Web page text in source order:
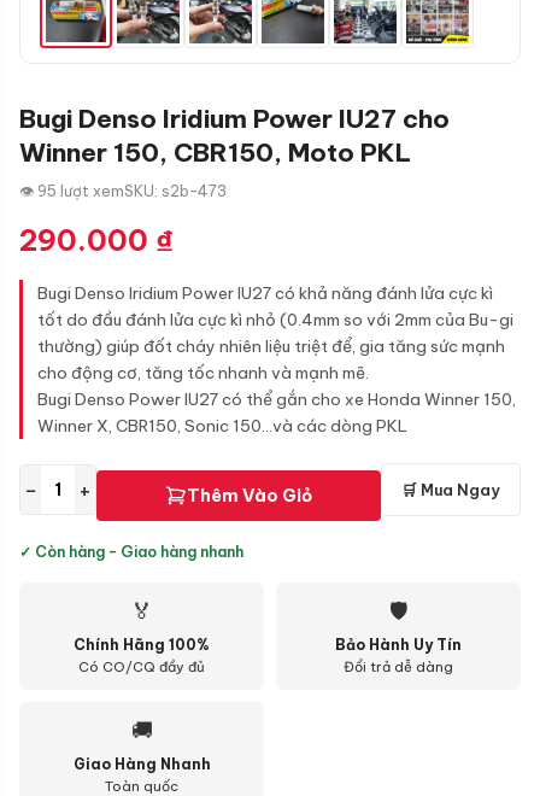
Bugi Denso Iridium Power IU27 cho
Winner 150, CBR150, Moto PKL
👁 95 lượt xemSKU: s2b-473
290.000 ₫
Bugi Denso Iridium Power IU27 có khả năng đánh lửa cực kì
tốt do đầu đánh lửa cực kì nhỏ (0.4mm so với 2mm của Bu-gi
thường) giúp đốt cháy nhiên liệu triệt để, gia tăng sức mạnh
cho động cơ, tăng tốc nhanh và mạnh mẽ.
Bugi Denso Power IU27 có thể gắn cho xe Honda Winner 150,
Winner X, CBR150, Sonic 150...và các dòng PKL
− + Thêm Vào Giỏ 🛒 Mua Ngay
✓ Còn hàng - Giao hàng nhanh
🏅
Chính Hãng 100%
Có CO/CQ đầy đủ
🛡
Bảo Hành Uy Tín
Đổi trả dễ dàng
🚚
Giao Hàng Nhanh
Toàn quốc